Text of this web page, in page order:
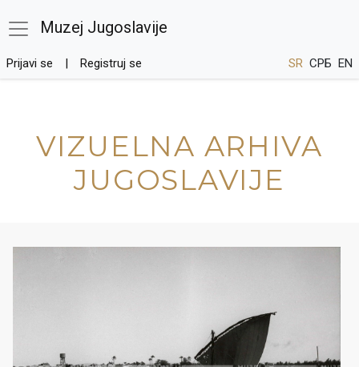
Muzej Jugoslavije
Prijavi se Registruj se SR СРБ EN
VIZUELNA ARHIVA
JUGOSLAVIJE